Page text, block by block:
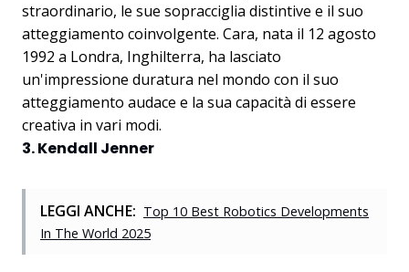
straordinario, le sue sopracciglia distintive e il suo
atteggiamento coinvolgente. Cara, nata il 12 agosto
1992 a Londra, Inghilterra, ha lasciato
un'impressione duratura nel mondo con il suo
atteggiamento audace e la sua capacità di essere
creativa in vari modi.
3. Kendall Jenner
LEGGI ANCHE: Top 10 Best Robotics Developments
In The World 2025